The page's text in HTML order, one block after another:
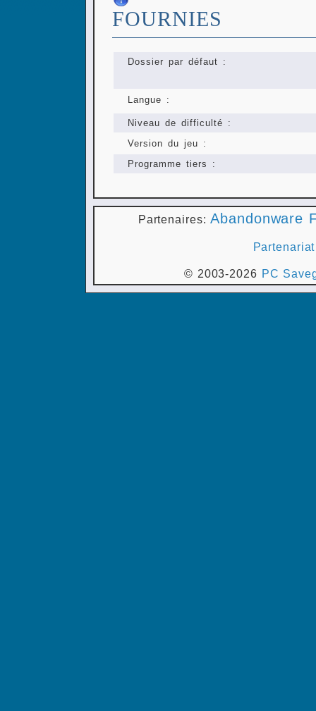
FOURNIES
Dossier par défaut :
Langue :
Niveau de difficulté :
Version du jeu :
Programme tiers :
Partenaires:Abandonware
Partenariat
© 2003-2026 PC